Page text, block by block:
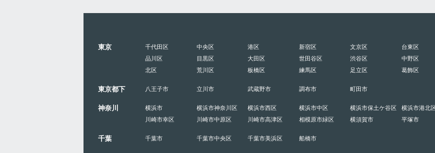
東京 千代田区 中央区 港区 新宿区 文京区
台東区
品川区
目黒区 大田区 世田谷区 渋谷区
中野区
北区
荒川区 板橋区 練馬区 足立区 葛飾区
東京都下 八王子市 立川市 武蔵野市 調布市 町田市
神奈川 横浜市 横浜市神奈川区 横浜市西区 横浜市中区 横浜市保土ケ谷区
横浜市港北
川崎市幸区
川崎市中原区 川崎市高津区 相模原市緑区 横須賀市 平塚市
千葉 千葉市 千葉市中央区 千葉市美浜区 船橋市